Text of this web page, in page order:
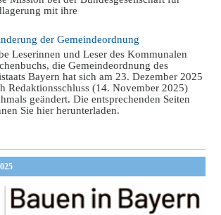
mit ihre
der Gemeindeordnung
Leserinnen und Leser des Kommunalen
die Gemeindeordnung des
Bayern hat sich am 23. Dezember 2025
Redaktionsschluss (14. November 2025)
geändert. Die entsprechenden Seiten
Sie hier herunterladen.